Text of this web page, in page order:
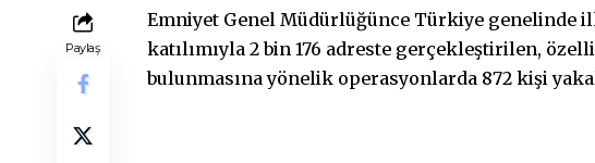
Paylaş
Emniyet Genel Müdürlüğünce Türkiye genelinde
katılımıyla 2 bin 176 adreste gerçekleştirilen,
bulunmasına yönelik operasyonlarda 872 kişi